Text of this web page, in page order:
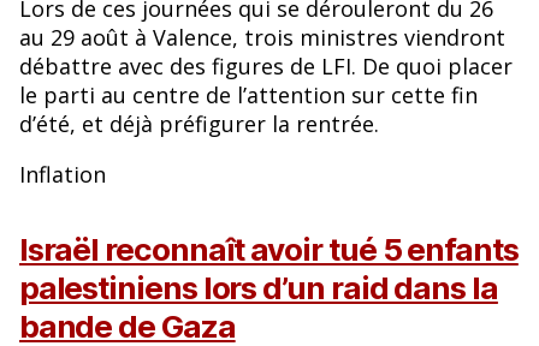
Lors de ces journées qui se dérouleront du 26
au 29 août à Valence, trois ministres viendront
débattre avec des figures de LFI. De quoi placer
le parti au centre de l’attention sur cette fin
d’été, et déjà préfigurer la rentrée.
Inflation
Israël reconnaît avoir tué 5 enfants
palestiniens lors d’un raid dans la
bande de Gaza